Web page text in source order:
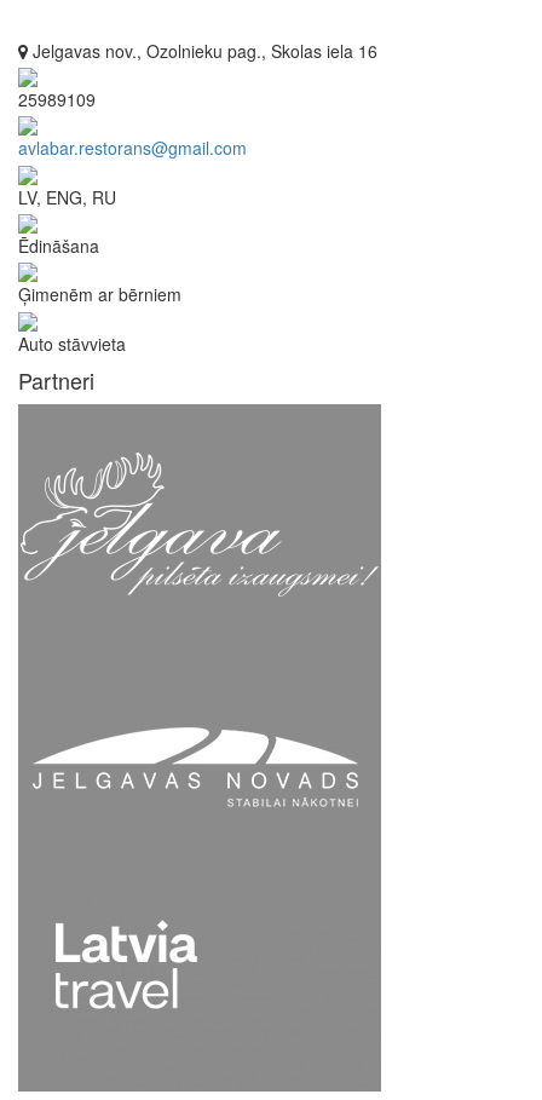
Jelgavas nov., Ozolnieku pag., Skolas iela 16
25989109
avlabar.restorans@gmail.com
LV, ENG, RU
Ēdināšana
Ģimenēm ar bērniem
Auto stāvvieta
Partneri